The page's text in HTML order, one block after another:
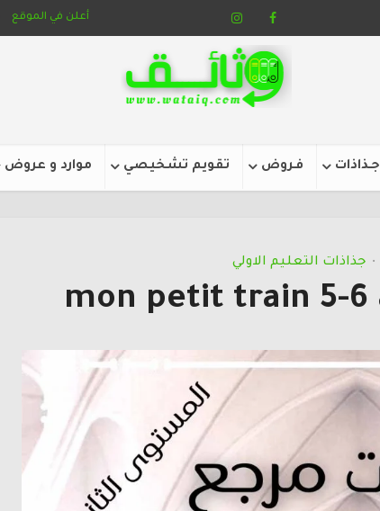
أعلن في الموقع
جـذاذات فـروض تقويم تشخيصي موارد و عروض
• جذاذات التعليم الاولي